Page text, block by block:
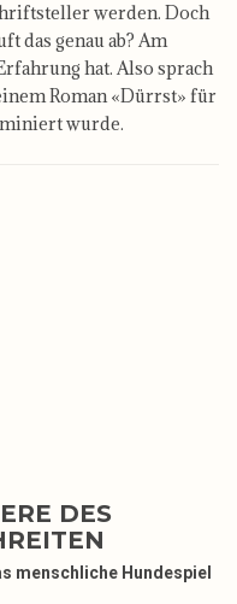
werden. Doch
das genau ab? Am
hat. Also sprach
Roman «Dürrst» für
wurde.
DES
menschliche Hundespiel